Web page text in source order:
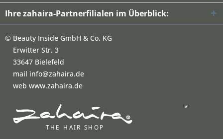
Ihre zahaira-Partnerfilialen im Überblick:
© Beauty Inside GmbH & Co. KG
Erwitter Str. 3
33647 Bielefeld
mail info@zahaira.de
web www.zahaira.de
*